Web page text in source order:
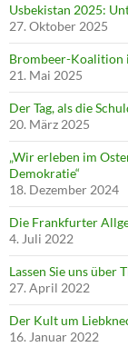
Usbekistan 2025:
27. Oktober 2025
Brombeer-Koalition
21. Mai 2025
Der Tag, als die
20. März 2025
„Wir erleben im
Demokratie“
18. Dezember 2024
Die Frankfurter
4. Juli 2022
Lassen Sie uns über
27. April 2022
Der Kult um
16. Januar 2022